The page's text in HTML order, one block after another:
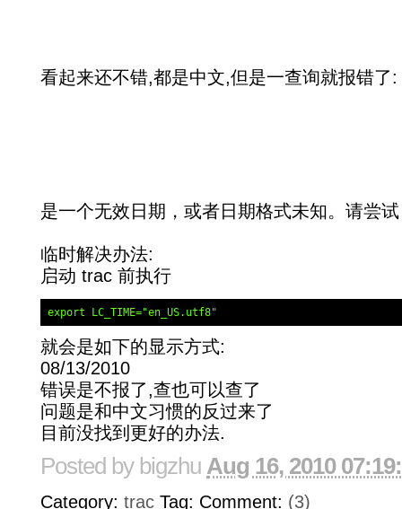
看起来还不错,都是中文,但是一查询就报错了:
是一个无效日期，或者日期格式未知。请尝
临时解决办法:
启动 trac 前执行
export LC_TIME="en_US.utf8"
就会是如下的显示方式:
08/13/2010
错误是不报了,查也可以查了
问题是和中文习惯的反过来了
目前没找到更好的办法.
Posted by bigzhu Aug 16, 2010
Category: trac Tag: Comment: (3)